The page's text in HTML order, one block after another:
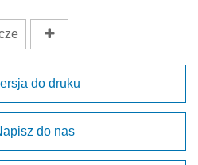
do druku
do nas